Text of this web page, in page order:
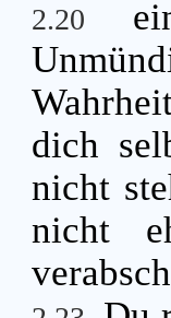
2.20
dich
nicht
nicht